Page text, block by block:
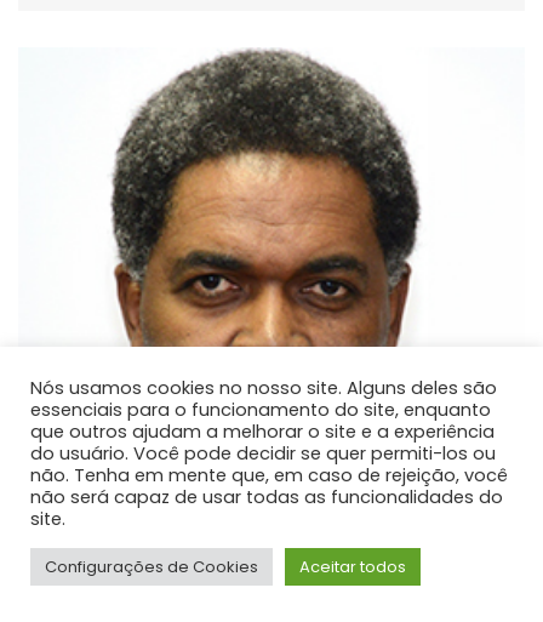
Dejair Dionisio
Nós usamos cookies no nosso site. Alguns deles são
essenciais para o funcionamento do site, enquanto
que outros ajudam a melhorar o site e a experiência
do usuário. Você pode decidir se quer permiti-los ou
não. Tenha em mente que, em caso de rejeição, você
não será capaz de usar todas as funcionalidades do
site.
Configurações de Cookies Aceitar todos